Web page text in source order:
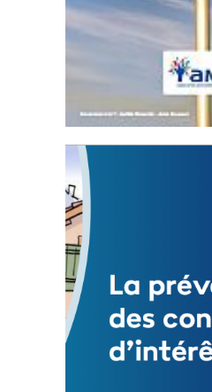
Statut de l’élu local
3 avril 2024
Mise à jour avril 2024
FEUILLETER